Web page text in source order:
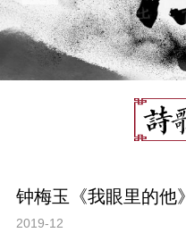
钟梅玉《我眼里的他》
2019-12